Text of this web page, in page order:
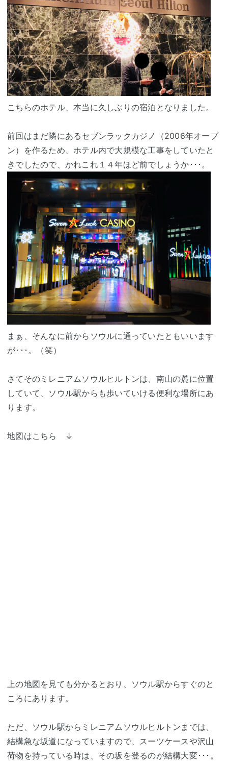
こちらのホテル、本当に久しぶりの宿泊となりました。
前回はまだ隣にあるセブンラックカジノ（2006年オープ
ン）を作るため、ホテル内で大規模な工事をしていたと
きでしたので、かれこれ１４年ほど前でしょうか･･･。
まぁ、そんなに前からソウルに通っていたともいいます
が･･･。（笑）
さてそのミレニアムソウルヒルトンは、南山の麓に位置
していて、ソウル駅からも歩いていける便利な場所にあ
ります。
地図はこちら ↓
上の地図を見ても分かるとおり、ソウル駅からすぐのと
ころにあります。
ただ、ソウル駅からミレニアムソウルヒルトンまでは、
結構急な坂道になっていますので、スーツケースや沢山
荷物を持っている時は、その坂を登るのが結構大変･･･。